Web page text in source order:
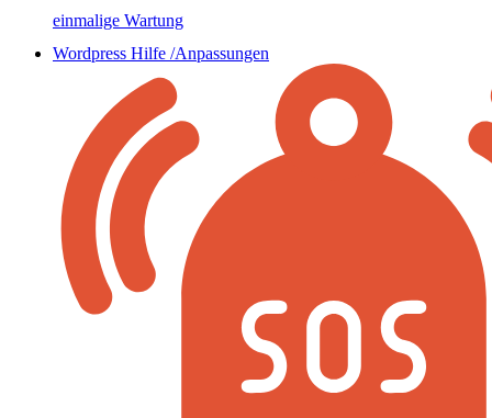
einmalige Wartung
Wordpress Hilfe /Anpassungen